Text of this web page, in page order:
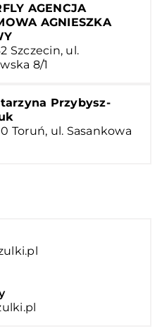
AGENCJA
AGNIESZKA
Szczecin, ul.
8/1
Przybysz-
Toruń, ul. Sasankowa